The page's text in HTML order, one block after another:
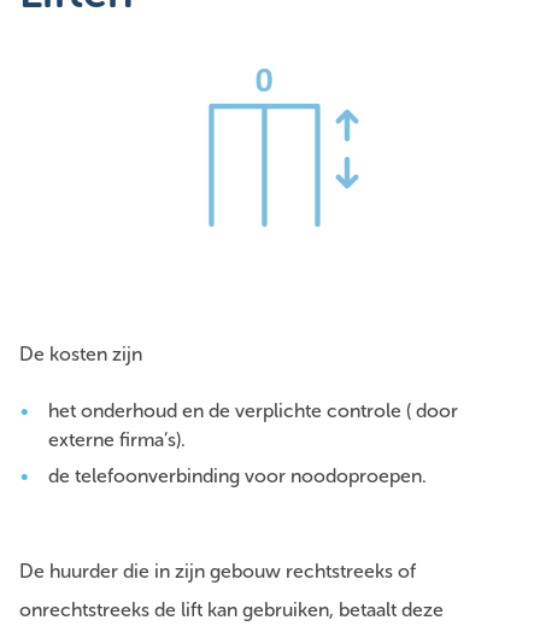
De kosten zijn
het onderhoud en de verplichte controle ( door
externe firma’s).
de telefoonverbinding voor noodoproepen.
De huurder die in zijn gebouw rechtstreeks of
onrechtstreeks de lift kan gebruiken, betaalt deze